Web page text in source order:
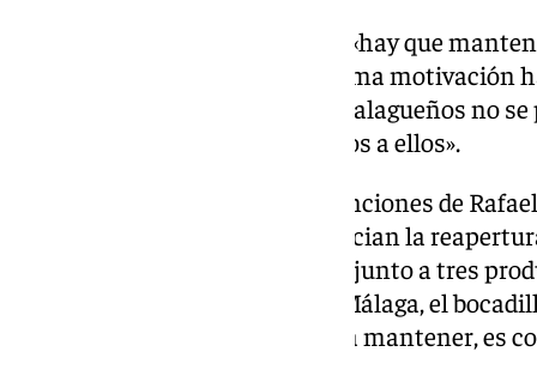
La primera premisa está clara: «hay que
muestra una sonrisa. «Mi máxima motivación
que ha dado servicio a tantos malagueños no
moderno, con todos mis respetos a ellos».
Uno de los ejemplos de las intenciones de
negocio. Dos carteles, que anuncian la
desayuno malagueño», aparece junto a tres
cristal, como se debe servir en Málaga, el
leche de fresa: «Claro que se va a mantener, es